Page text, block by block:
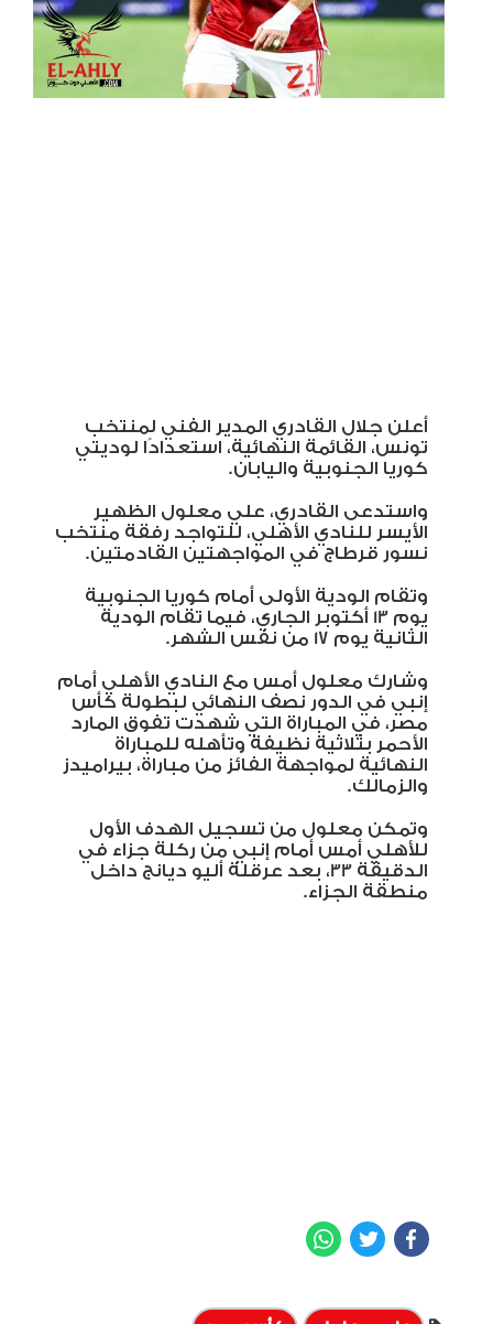
أعلن جلال القادري المدير الفني لمنتخب
تونس، القائمة النهائية، استعدادًا لوديتي
كوريا الجنوبية واليابان.
واستدعى القادري، علي معلول الظهير
الأيسر للنادي الأهلي، للتواجد رفقة منتخب
نسور قرطاج في المواجهتين القادمتين.
وتقام الودية الأولى أمام كوريا الجنوبية
يوم 13 أكتوبر الجاري، فيما تقام الودية
الثانية يوم 17 من نفس الشهر.
وشارك معلول أمس مع النادي الأهلي أمام
إنبي في الدور نصف النهائي لبطولة كأس
مصر، في المباراة التي شهدت تفوق المارد
الأحمر بثلاثية نظيفة وتأهله للمباراة
النهائية لمواجهة الفائز من مباراة، بيراميدز
والزمالك.
وتمكن معلول من تسجيل الهدف الأول
للأهلي أمس أمام إنبي من ركلة جزاء في
الدقيقة 33، بعد عرقلة أليو ديانج داخل
منطقة الجزاء.
Facebook
Twitter